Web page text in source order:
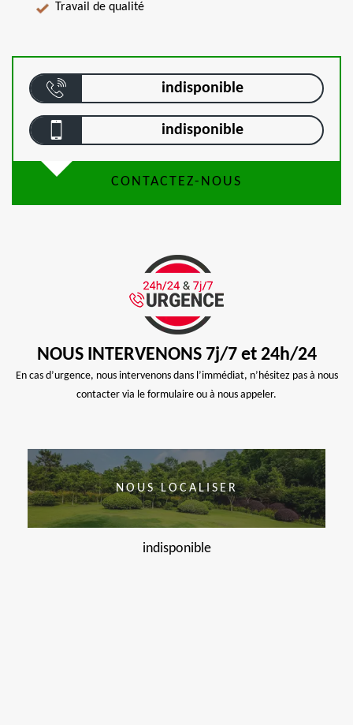
Travail de qualité
indisponible
indisponible
CONTACTEZ-NOUS
NOUS INTERVENONS 7j/7 et 24h/24
En cas d’urgence, nous intervenons dans l’immédiat, n’hésitez pas à nous
contacter via le formulaire ou à nous appeler.
NOUS LOCALISER
indisponible